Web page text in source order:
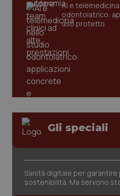
AI e
odontoiatrico:
uso protetto
Gli speciali
Sanità digitale per garantire
sostenibilità. Ma servono
tracking-sites-ironfish-
tracking-enable
tracking-sites-ironfish-
session-id